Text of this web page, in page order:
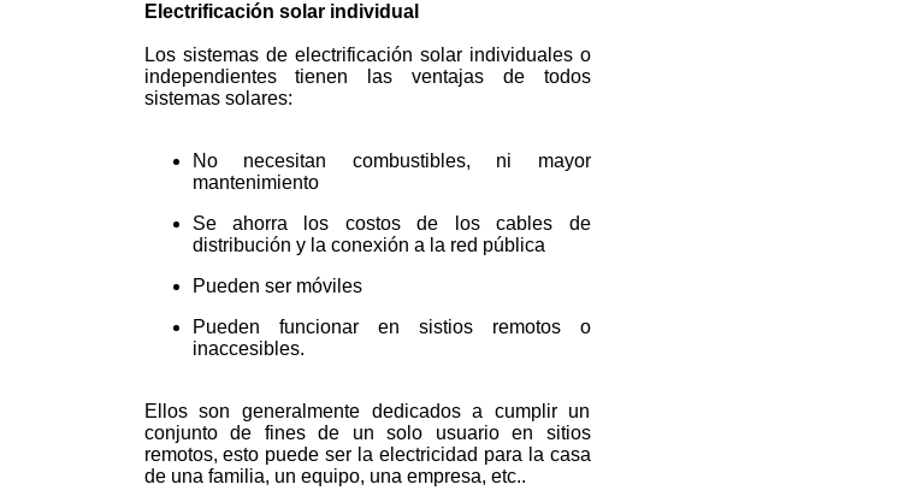
Electrificación solar individual
Los sistemas de electrificación solar individuales o
independientes tienen las ventajas de todos
sistemas solares:
No necesitan combustibles, ni mayor
mantenimiento
Se ahorra los costos de los cables de
distribución y la conexión a la red pública
Pueden ser móviles
Pueden funcionar en sistios remotos o
inaccesibles.
Ellos son generalmente dedicados a cumplir un
conjunto de fines de un solo usuario en sitios
remotos, esto puede ser la electricidad para la casa
de una familia, un equipo, una empresa, etc..